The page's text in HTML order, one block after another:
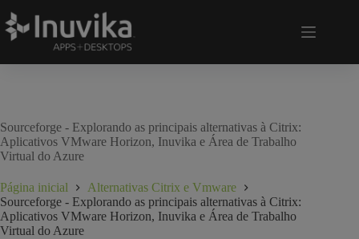
Sourceforge - Explorando as principais alternativas à Citrix:
Aplicativos VMware Horizon, Inuvika e Área de Trabalho
Virtual do Azure
Página inicial
Alternativas Citrix e Vmware
Sourceforge - Explorando as principais alternativas à Citrix:
Aplicativos VMware Horizon, Inuvika e Área de Trabalho
Virtual do Azure